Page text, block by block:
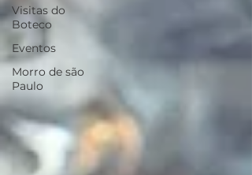
Visitas do
Boteco
Eventos
Morro de são
Paulo